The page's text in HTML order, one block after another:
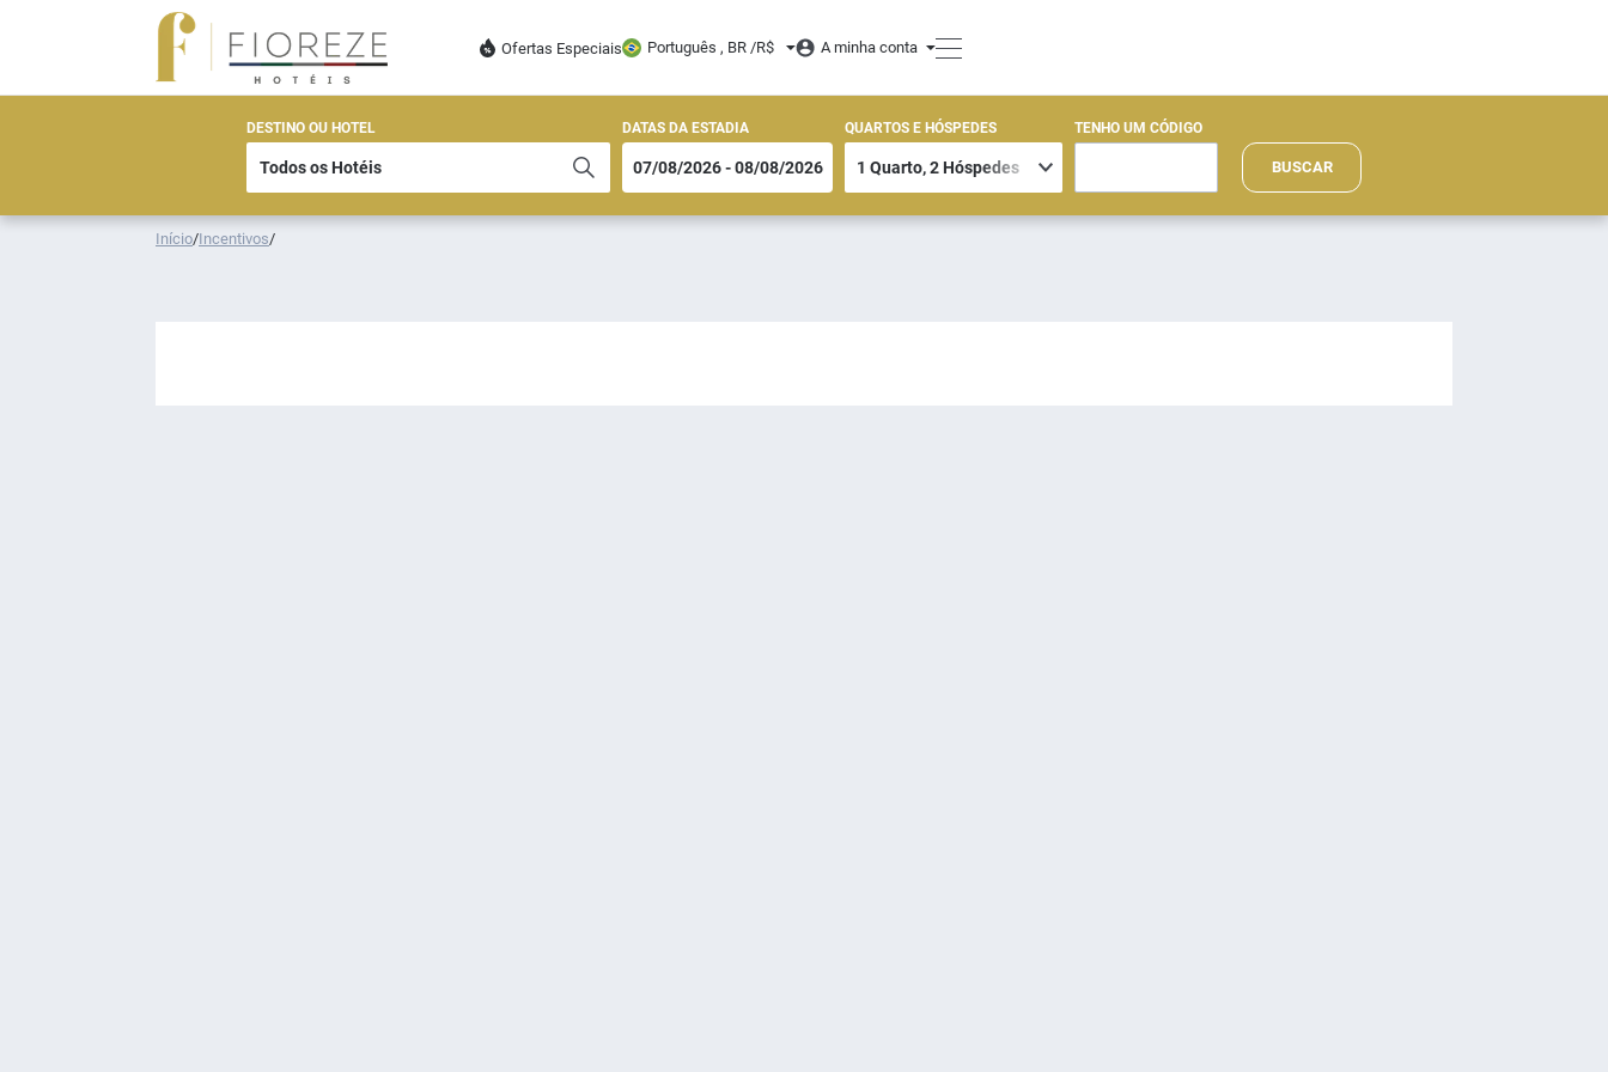
Ofertas Especiais Português , BR /R$ A minha conta
DESTINO OU HOTEL DATAS DA ESTADIA QUARTOS E HÓSPEDES TENHO UM CÓDIGO
BUSCAR
Início/Incentivos/